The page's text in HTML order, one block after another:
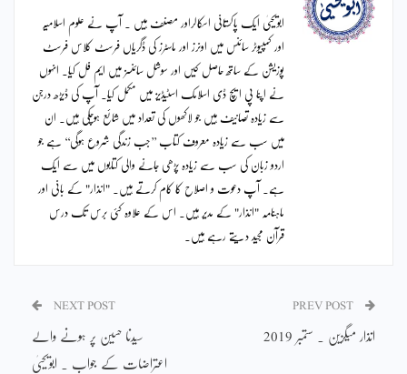
ابویحییٰ ایک پاکستانی اسکالراور مصنف ہیں ۔ آپ نے علوم اسلامیہ
اور کمپیوٹر سائنس میں اونرز اور ماسٹرز کی ڈگریاں فرسٹ کلاس فرسٹ
پوزیشن کے ساتھ حاصل کیں اور سوشل سائنسز میں ایم فل کیا۔ انہوں
نے اپنا پی ایچ ڈی اسلامک اسٹیڈیز میں مکمل کیا۔ آپ کی ڈیڑھ درجن
سے زیادہ تصانیف ہیں جو لاکھوں کی تعداد میں شائع ہوچکی ہیں۔ ان
میں سب سے زیادہ معروف کتاب ’’جب زندگی شروع ہوگی‘‘ ہے جو
اردو زبان کی سب سے زیادہ پڑھی جانے والی کتابوں میں سے ایک
ہے۔ آپ دعوت و اصلاح کا کام کرتے ہیں۔ "انذار" کے بانی اور
ماہنامہ "انذار" کے مدیر ہیں۔ اس کے علاوہ کئی برس تک درس
قرآن مجید دیتے رہے ہیں۔
انذار میگزین ۔ ستمبر 2019
NEXT POST
سیدنا حسین پر ہونے والے
اعتراضات کے جواب ۔ ابویحییٰ